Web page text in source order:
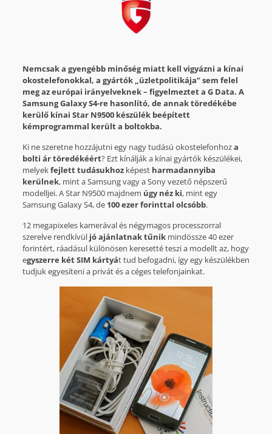
Nemcsak a gyengébb minőség miatt kell vigyázni a kínai
okostelefonokkal, a gyártók „üzletpolitikája” sem felel
meg az európai irányelveknek – figyelmeztet a G Data. A
Samsung Galaxy S4-re hasonlító, de annak töredékébe
kerülő kínai Star N9500 készülék beépített
kémprogrammal került a boltokba.
Ki ne szeretne hozzájutni egy nagy tudású okostelefonhoza
bolti ár töredékéért? Ezt kínálják a kínai gyártók készülékei,
melyekfejlett tudásukhozképest harmadannyiba
kerülnek, mint a Samsung vagy a Sony vezető népszerű
modelljei. A Star N9500 majdnem úgy néz ki, mint egy
Samsung Galaxy S4, de 100 ezer forinttal olcsóbb.
12 megapixeles kamerával és négymagos processzorral
szerelve rendkívül jó ajánlatnak tűnikmindössze 40 ezer
forintért, ráadásul különösen keresetté teszi a modellt az, hogy
egyszerre két SIM kártyát tud befogadni, így egy készülékben
tudjuk egyesíteni a privát és a céges telefonjainkat.